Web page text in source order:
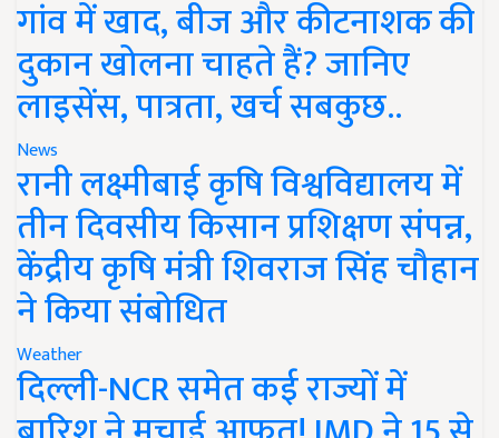
गांव में खाद, बीज और कीटनाशक की
दुकान खोलना चाहते हैं? जानिए
लाइसेंस, पात्रता, खर्च सबकुछ..
News
रानी लक्ष्मीबाई कृषि विश्वविद्यालय में
तीन दिवसीय किसान प्रशिक्षण संपन्न,
केंद्रीय कृषि मंत्री शिवराज सिंह चौहान
ने किया संबोधित
Weather
दिल्ली-NCR समेत कई राज्यों में